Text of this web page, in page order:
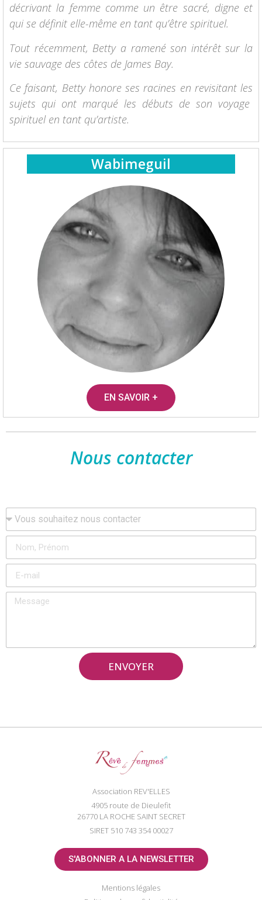
décrivant la femme comme un être sacré, digne et
qui se définit elle-même en tant qu’être spirituel.
Tout récemment, Betty a ramené son intérêt sur la
vie sauvage des côtes de James Bay.
Ce faisant, Betty honore ses racines en revisitant les
sujets qui ont marqué les débuts de son voyage
spirituel en tant qu’artiste.
Wabimeguil
EN SAVOIR +
Nous contacter
ENVOYER
Association REV'ELLES
4905 route de Dieulefit
26770 LA ROCHE SAINT SECRET
SIRET 510 743 354 00027
S'ABONNER A LA NEWSLETTER
Mentions légales